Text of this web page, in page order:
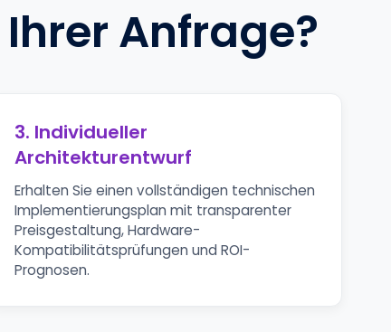
Anfrage?
3. Individueller
Architekturentwurf
Erhalten Sie einen vollständigen technischen
Implementierungsplan mit transparenter
Preisgestaltung, Hardware-
Kompatibilitätsprüfungen und ROI-
Prognosen.